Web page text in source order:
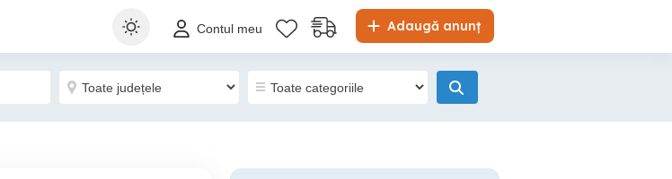
Adaugă anunț
Contul meu